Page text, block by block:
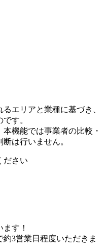
エリアと業種に基づき、
す。
機能では事業者の比較・
は行いません。
ださい
す！
3営業日程度いただきま